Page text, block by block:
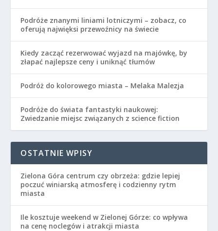
Podróże znanymi liniami lotniczymi – zobacz, co
oferują najwięksi przewoźnicy na świecie
Kiedy zacząć rezerwować wyjazd na majówkę, by
złapać najlepsze ceny i uniknąć tłumów
Podróż do kolorowego miasta – Melaka Malezja
Podróże do świata fantastyki naukowej:
Zwiedzanie miejsc związanych z science fiction
OSTATNIE WPISY
Zielona Góra centrum czy obrzeża: gdzie lepiej
poczuć winiarską atmosferę i codzienny rytm
miasta
Ile kosztuje weekend w Zielonej Górze: co wpływa
na cenę noclegów i atrakcji miasta